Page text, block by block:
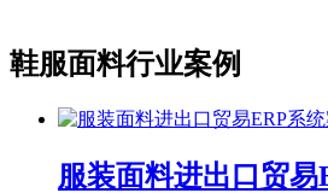
鞋服面料行业案例
服装面料进出口贸易